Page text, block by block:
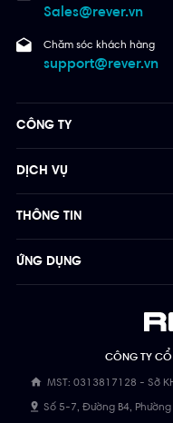
Sales@rever.vn
Chăm sóc khách hàng
support@rever.vn
CÔNG TY CỔ
MST: 0313817128 - Sở
Số 5-7, Đường B4, Phường
CÔNG TY
DỊCH VỤ
THÔNG TIN
ỨNG DỤNG